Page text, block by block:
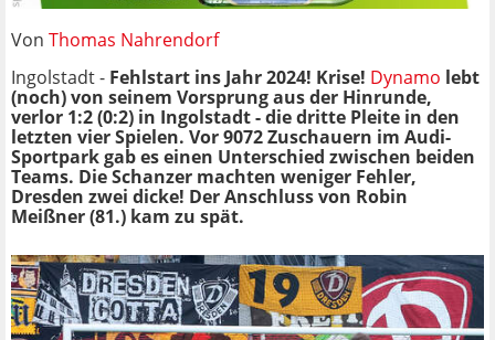
Von Thomas Nahrendorf
Ingolstadt - Fehlstart ins Jahr 2024! Krise! Dynamo lebt
(noch) von seinem Vorsprung aus der Hinrunde,
verlor 1:2 (0:2) in Ingolstadt - die dritte Pleite in den
letzten vier Spielen. Vor 9072 Zuschauern im Audi-
Sportpark gab es einen Unterschied zwischen beiden
Teams. Die Schanzer machten weniger Fehler,
Dresden zwei dicke! Der Anschluss von Robin
Meißner (81.) kam zu spät.